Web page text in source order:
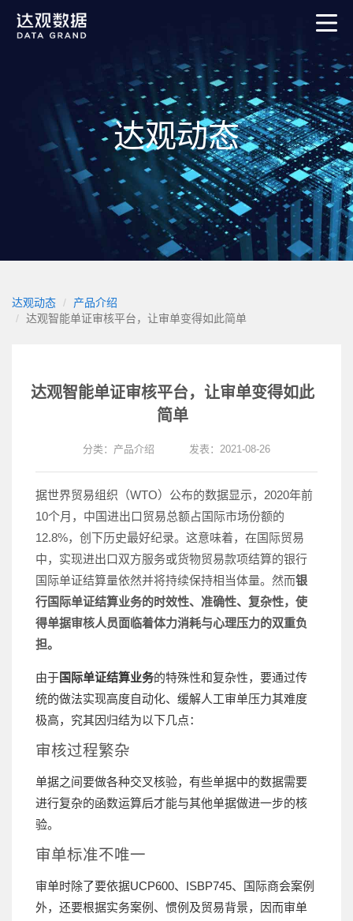
达观动态
达观动态
产品介绍
达观智能单证审核平台，让审单变得如此简单
达观智能单证审核平台，让审单变得如此
简单
分类： 产品介绍 发表：2021-08-26
据世界贸易组织（WTO）公布的数据显示，2020年前
10个月，中国进出口贸易总额占国际市场份额的
12.8%，创下历史最好纪录。这意味着，在国际贸易
中，实现进出口双方服务或货物贸易款项结算的银行
国际单证结算量依然并将持续保持相当体量。然而银
行国际单证结算业务的时效性、准确性、复杂性，使
得单据审核人员面临着体力消耗与心理压力的双重负
担。
由于国际单证结算业务的特殊性和复杂性，要通过传
统的做法实现高度自动化、缓解人工审单压力其难度
极高，究其因归结为以下几点：
审核过程繁杂
单据之间要做各种交叉核验，有些单据中的数据需要
进行复杂的函数运算后才能与其他单据做进一步的核
验。
审单标准不唯一
审单时除了要依据UCP600、ISBP745、国际商会案例
外，还要根据实务案例、惯例及贸易背景，因而审单